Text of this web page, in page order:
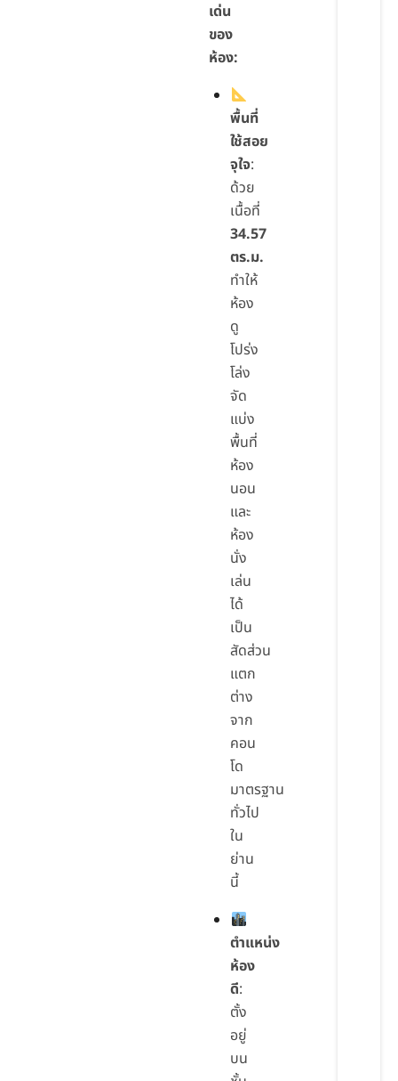
เด่น
ของ
ห้อง:
พื้นที่
ใช้สอย
จุใจ:
ด้วย
เนื้อที่
34.57
ตร.ม.
ทำให้
ห้อง
ดู
โปร่ง
โล่ง
จัด
แบ่ง
พื้นที่
ห้อง
นอน
และ
ห้อง
นั่ง
เล่น
ได้
เป็น
สัดส่วน
แตก
ต่าง
จาก
คอน
โด
มาตรฐาน
ทั่วไป
ใน
ย่าน
นี้
ตำแหน่ง
ห้อง
ดี:
ตั้ง
อยู่
บน